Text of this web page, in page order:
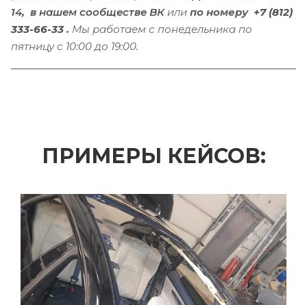
14, в нашем сообществе ВКили по номеру +7 (812)
333-66-33 . Мы работаем с понедельника по
пятницу с 10:00 до 19:00.
ПРИМЕРЫ КЕЙСОВ: